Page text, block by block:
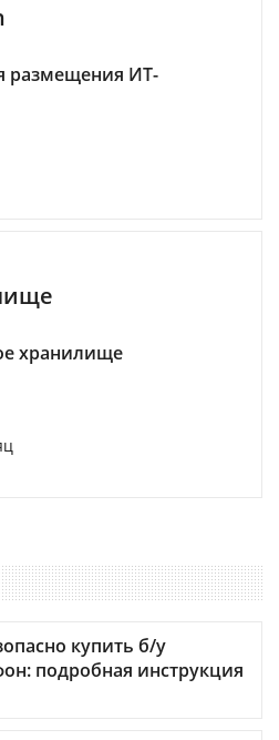
размещения ИТ-
хранилище
купить б/у
подробная инструкция